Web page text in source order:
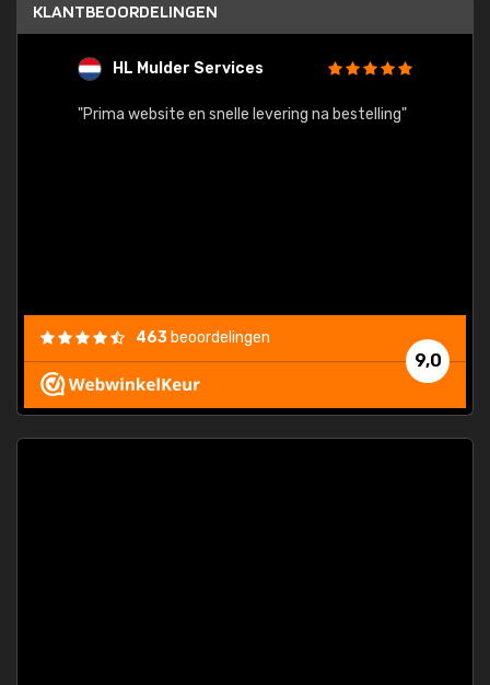
KLANTBEOORDELINGEN
HL Mulder Services
"Prima website en snelle levering na bestelling"
9,0
463 beoordelingen